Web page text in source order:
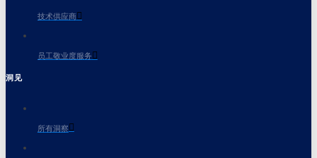
技术供应商
员工敬业度服务
洞见
所有洞察